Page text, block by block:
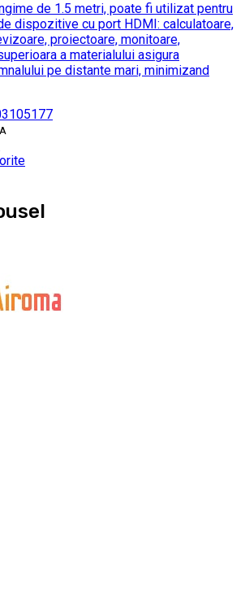
de 1.5 metri, poate fi utilizat pentru
dispozitive cu port HDMI: calculatoare,
proiectoare, monitoare,
a materialului asigura
pe distante mari, minimizand